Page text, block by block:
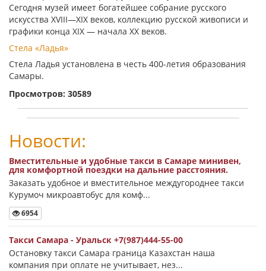
Сегодня музей имеет богатейшее собрание русского
искусства XVIII—XIX веков, коллекцию русской живописи и
графики конца XIX — начала XX веков.
Стела «Ладья»
Стела Ладья установлена в честь 400-летия образования
Самары.
Просмотров: 30589
Новости:
Вместительные и удобные такси в Самаре минивен,
для комфортной поездки на дальние расстояния.
Заказать удобное и вместительное междугороднее такси
Курумоч микроавтобус для комф...
6954
Такси Самара - Уральск +7(987)444-55-00
Остановку такси Самара граница Казахстан наша
компания при оплате не учитывает, нез...